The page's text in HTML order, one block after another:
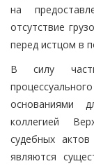
на
отсутствие
перед истцом в
В силу
основаниями
коллегией
судебных
являются